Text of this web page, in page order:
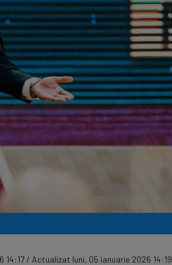
A
Echipe Meciuri Clasament
/ Actualizat luni, 05 ianuarie 2026 14:19